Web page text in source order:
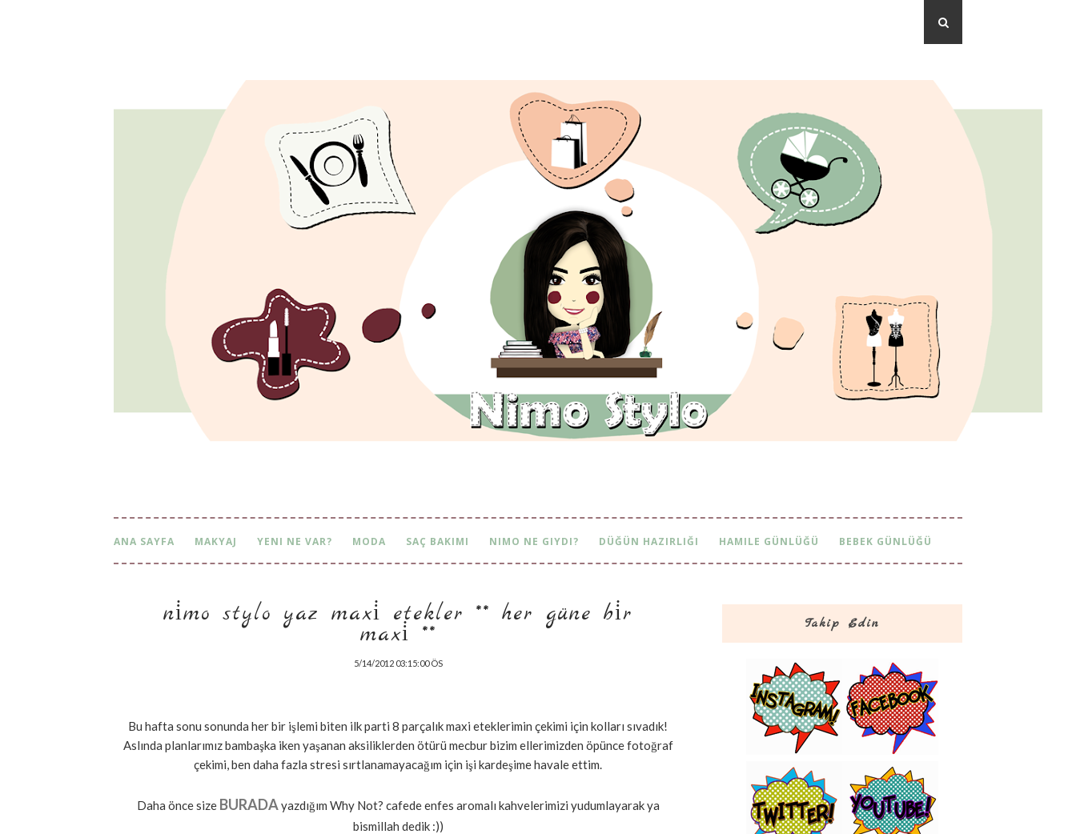
ANA SAYFA MAKYAJ YENI NE VAR? MODA SAÇ BAKIMI NIMO NE GIYDI? DÜĞÜN HAZIRLIĞI HAMILE GÜNLÜĞÜ BEBEK GÜNLÜĞÜ
ni̇mo stylo yaz maxi̇ etekler ** her güne bi̇r max
i̇ **
5/14/2012 03:15:00 ÖS
Bu hafta sonu sonunda her bir işlemi biten ilk parti 8 parçalık maxi eteklerimin çekimi için kolları sıvadık!
Aslında planlarımız bambaşka iken yaşanan aksiliklerden ötürü mecbur bizim ellerimizden öpünce fotoğraf
çekimi, ben daha fazla stresi sırtlanamayacağım için işi kardeşime havale ettim.
Daha önce size BURADAyazdığım Why Not? cafede enfes aromalı kahvelerimizi yudumlayarak ya
bismillah dedik :))
Takip Edin